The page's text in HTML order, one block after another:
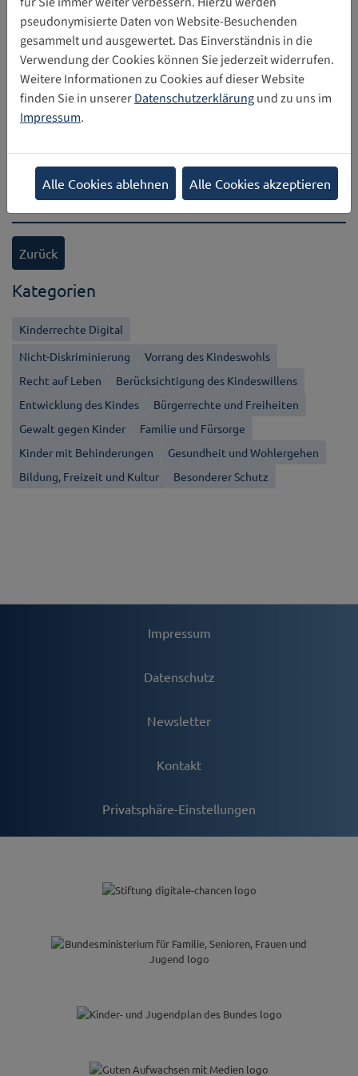
einfach einen Kinderschutz-Modus geben sollte, der dieses
von der Nutzung der Anwendung ausschließt, sondern dass
dieser eine sichere Teilhabe junger Menschen ermöglichen
solle.
Diesen Beitrag teilen
Zurück
Kategorien
Kinderrechte Digital
Nicht-Diskriminierung
Vorrang des Kindeswohls
Recht auf Leben
Berücksichtigung des Kindeswillens
Entwicklung des Kindes
Bürgerrechte und Freiheiten
Gewalt gegen Kinder
Familie und Fürsorge
Kinder mit Behinderungen
Gesundheit und Wohlergehen
Bildung, Freizeit und Kultur
Besonderer Schutz
Impressum
Datenschutz
Newsletter
Kontakt
Privatsphäre-Einstellungen
pseudonymisierte Daten von Website-Besuchenden
gesammelt und ausgewertet. Das Einverständnis in die
Verwendung der Cookies können Sie jederzeit widerrufen.
Weitere Informationen zu Cookies auf dieser Website
finden Sie in unsererDatenschutzerklärungund zu uns im
Impressum.
Alle Cookies ablehnen Alle Cookies akzeptieren